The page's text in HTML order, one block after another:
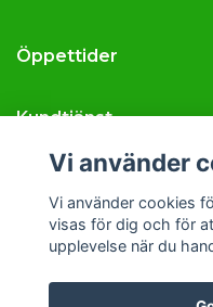
Öppettider
Kundtjänst
Läs mer
Sociala medier
Vi använder
Vi använder cookies
visas för dig och för
upplevelse när du